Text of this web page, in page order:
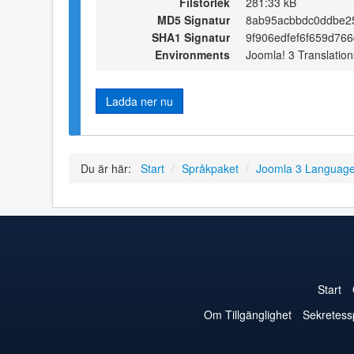
MD5 Signatur
SHA1 Signatur
Environments
Joomla! 3
Ladda ner nu
Du är här: Start / Språkpaket / Joomla 3
Start
Om Tillgänglighet